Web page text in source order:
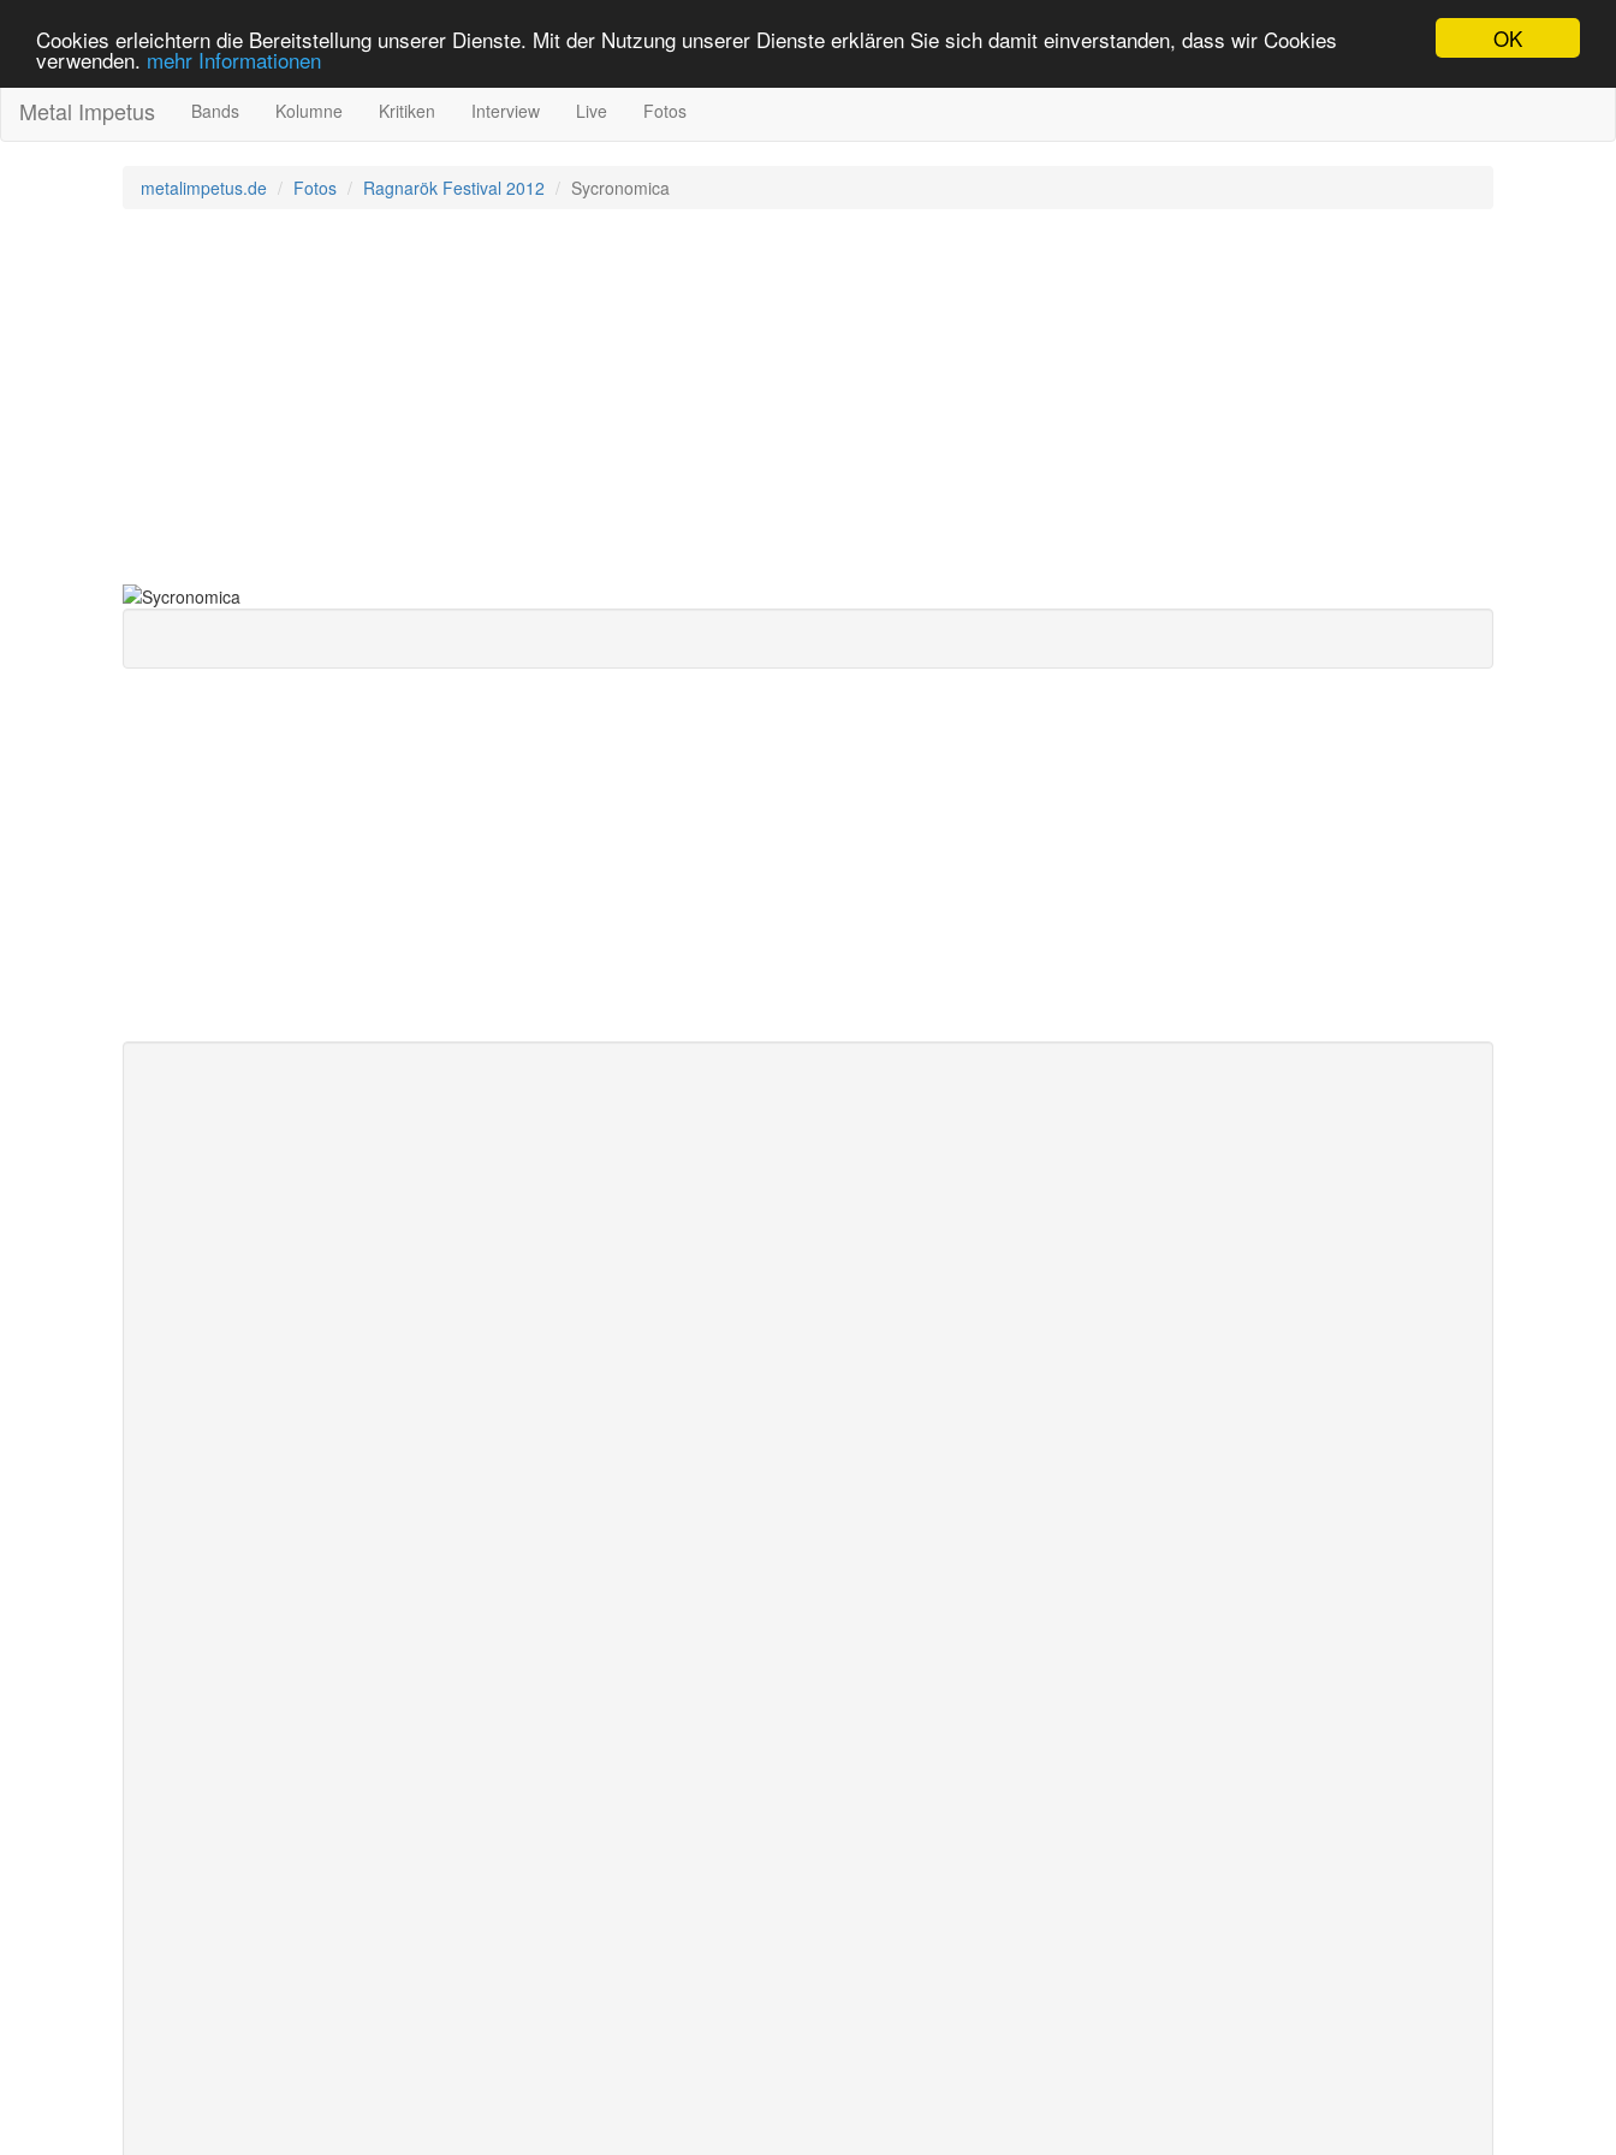
OK
Cookies erleichtern die Bereitstellung unserer Dienste. Mit der Nutzung unserer Dienste erklären Sie sich damit einverstanden, dass wir Cookies
verwenden. mehr Informationen
Metal Impetus Bands Kolumne Kritiken Interview Live Fotos
metalimpetus.de Fotos Ragnarök Festival 2012 Sycronomica